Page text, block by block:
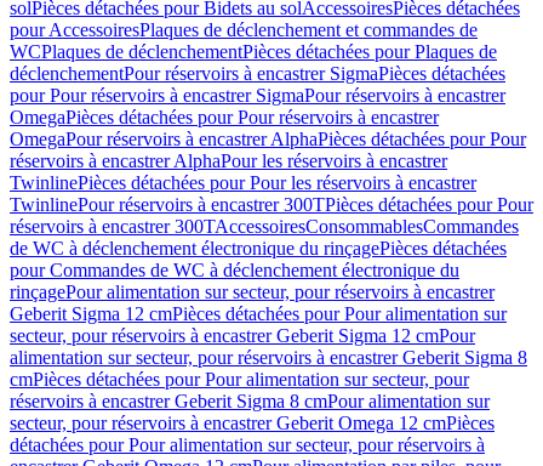
solPièces détachées pour Bidets au solAccessoiresPièces détachées
pour AccessoiresPlaques de déclenchement et commandes de
WCPlaques de déclenchementPièces détachées pour Plaques de
déclenchementPour réservoirs à encastrer SigmaPièces détachées
pour Pour réservoirs à encastrer SigmaPour réservoirs à encastrer
OmegaPièces détachées pour Pour réservoirs à encastrer
OmegaPour réservoirs à encastrer AlphaPièces détachées pour Pour
réservoirs à encastrer AlphaPour les réservoirs à encastrer
TwinlinePièces détachées pour Pour les réservoirs à encastrer
TwinlinePour réservoirs à encastrer 300TPièces détachées pour Pour
réservoirs à encastrer 300TAccessoiresConsommablesCommandes
de WC à déclenchement électronique du rinçagePièces détachées
pour Commandes de WC à déclenchement électronique du
rinçagePour alimentation sur secteur, pour réservoirs à encastrer
Geberit Sigma 12 cmPièces détachées pour Pour alimentation sur
secteur, pour réservoirs à encastrer Geberit Sigma 12 cmPour
alimentation sur secteur, pour réservoirs à encastrer Geberit Sigma 8
cmPièces détachées pour Pour alimentation sur secteur, pour
réservoirs à encastrer Geberit Sigma 8 cmPour alimentation sur
secteur, pour réservoirs à encastrer Geberit Omega 12 cmPièces
détachées pour Pour alimentation sur secteur, pour réservoirs à